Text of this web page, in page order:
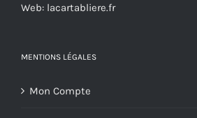
Web: lacartabliere.fr
MENTIONS LÉGALES
Mon Compte